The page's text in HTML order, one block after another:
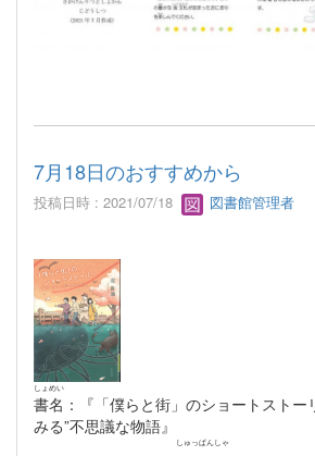
7月18日のおすすめから
投稿日時 : 2021/07/18 図書館管理者
書名
しょめい
：『「僕らと街」のショートスト
みる”不思議な物語』
しゅっぱんしゃ